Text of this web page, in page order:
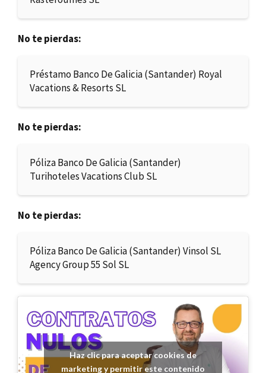
No te pierdas:
Préstamo Banco De Galicia (Santander) Royal
Vacations & Resorts SL
No te pierdas:
Póliza Banco De Galicia (Santander)
Turihoteles Vacations Club SL
No te pierdas:
Póliza Banco De Galicia (Santander) Vinsol SL
Agency Group 55 Sol SL
Haz clic para aceptar cookies de
marketing y permitir este contenido